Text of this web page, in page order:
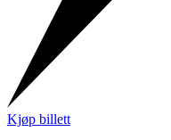
Kjøp billett